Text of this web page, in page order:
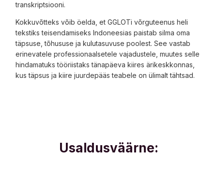
transkriptsiooni.
Kokkuvõtteks võib öelda, et GGLOTi võrguteenus heli
tekstiks teisendamiseks Indoneesias paistab silma oma
täpsuse, tõhususe ja kulutasuvuse poolest. See vastab
erinevatele professionaalsetele vajadustele, muutes selle
hindamatuks tööriistaks tänapäeva kiires ärikeskkonnas,
kus täpsus ja kiire juurdepääs teabele on ülimalt tähtsad.
Usaldusväärne: